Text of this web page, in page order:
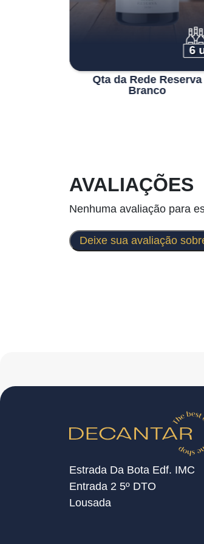
6
Qta da Rede Reserva
Branco
AVALIAÇÕES
Nenhuma avaliação para
Deixe sua avaliação
Estrada Da Bota Edf. IMC
Entrada 2 5º DTO
Lousada